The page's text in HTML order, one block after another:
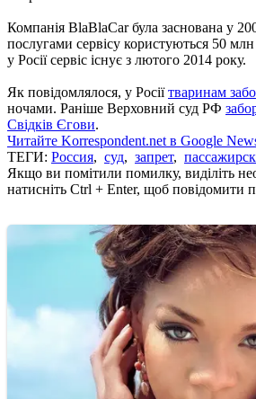
Компанія BlaBlaCar була заснована у
послугами сервісу користуються 50 млн
у Росії сервіс існує з лютого 2014 року.
Як повідомлялося, у Росіїтваринам
ночами. Раніше Верховний суд РФ
Свідків Єгови.
Читайте Korrespondent.net в Google
ТЕГИ: Россия, суд, запрет,
Якщо ви помітили помилку, виділіть
натисніть Ctrl + Enter, щоб повідомити